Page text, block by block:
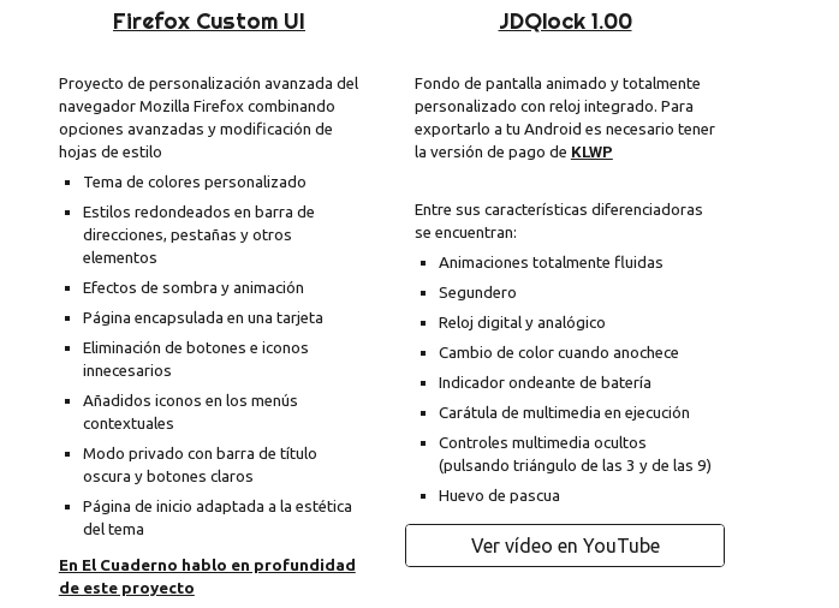
Firefox Custom UI
Proyecto de personalización avanzada del
navegador Mozilla Firefox combinando
opciones avanzadas y modificación de
hojas de estilo
Tema de colores personalizado
Estilos redondeados en barra de
direcciones, pestañas y otros
elementos
Efectos de sombra y animación
Página encapsulada en una tarjeta
Eliminación de botones e iconos
innecesarios
Añadidos iconos en los menús
contextuales
Modo privado con barra de título
oscura y botones claros
Página de inicio adaptada a la estética
del tema
En El Cuaderno hablo en profundidad
de este proyecto
JDQlock 1.00
Fondo de pantalla animado y totalmente
personalizado con reloj integrado. Para
exportarlo a tu Android es necesario tener
la versión de pago de KLWP
Entre sus características diferenciadoras
se encuentran:
Animaciones totalmente fluidas
Segundero
Reloj digital y analógico
Cambio de color cuando anochece
Indicador ondeante de batería
Carátula de multimedia en ejecución
Controles multimedia ocultos
(pulsando triángulo de las 3 y de las 9)
Huevo de pascua
Ver vídeo en YouTube